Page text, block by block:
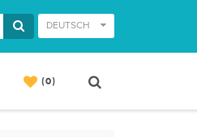
DEUTSCH
(0)